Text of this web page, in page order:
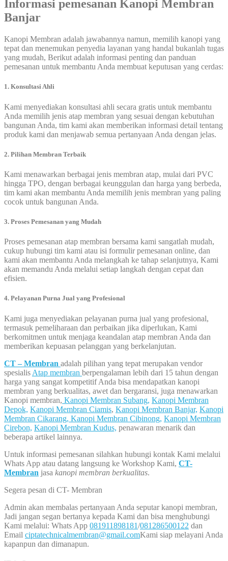
Informasi pemesanan Kanopi Membran
Banjar
Kanopi Membran adalah jawabannya namun, memilih kanopi yang
tepat dan menemukan penyedia layanan yang handal bukanlah tugas
yang mudah, Berikut adalah informasi penting dan panduan
pemesanan untuk membantu Anda membuat keputusan yang cerdas:
1. Konsultasi Ahli
Kami menyediakan konsultasi ahli secara gratis untuk membantu
Anda memilih jenis atap membran yang sesuai dengan kebutuhan
bangunan Anda, tim kami akan memberikan informasi detail tentang
produk kami dan menjawab semua pertanyaan Anda dengan jelas.
2. Pilihan Membran Terbaik
Kami menawarkan berbagai jenis membran atap, mulai dari PVC
hingga TPO, dengan berbagai keunggulan dan harga yang berbeda,
tim kami akan membantu Anda memilih jenis membran yang paling
cocok untuk bangunan Anda.
3. Proses Pemesanan yang Mudah
Proses pemesanan atap membran bersama kami sangatlah mudah,
cukup hubungi tim kami atau isi formulir pemesanan online, dan
kami akan membantu Anda melangkah ke tahap selanjutnya, Kami
akan memandu Anda melalui setiap langkah dengan cepat dan
efisien.
4. Pelayanan Purna Jual yang Profesional
Kami juga menyediakan pelayanan purna jual yang profesional,
termasuk pemeliharaan dan perbaikan jika diperlukan, Kami
berkomitmen untuk menjaga keandalan atap membran Anda dan
memberikan kepuasan pelanggan yang berkelanjutan.
CT – Membran adalah pilihan yang tepat merupakan vendor
spesialis Atap membran berpengalaman lebih dari 15 tahun dengan
harga yang sangat kompetitif Anda bisa mendapatkan kanopi
membran yang berkualitas, awet dan bergaransi, juga menawarkan
Kanopi membran, Kanopi Membran Subang, Kanopi Membran
Depok, Kanopi Membran Ciamis, Kanopi Membran Banjar, Kanopi
Membran Cikarang, Kanopi Membran Cibinong, Kanopi Membran
Cirebon, Kanopi Membran Kudus, penawaran menarik dan
beberapa artikel lainnya.
Untuk informasi pemesanan silahkan hubungi kontak Kami melalui
Whats App atau datang langsung ke Workshop Kami, CT-
Membran jasa kanopi membran berkualitas.
Segera pesan di CT- Membran
Admin akan membalas pertanyaan Anda seputar kanopi membran,
Jadi jangan segan bertanya kepada Kami dan bisa menghubungi
Kami melalui: Whats App 081911898181/081286500122 dan
Email ciptatechnicalmembran@gmail.comKami siap melayani Anda
kapanpun dan dimanapun.